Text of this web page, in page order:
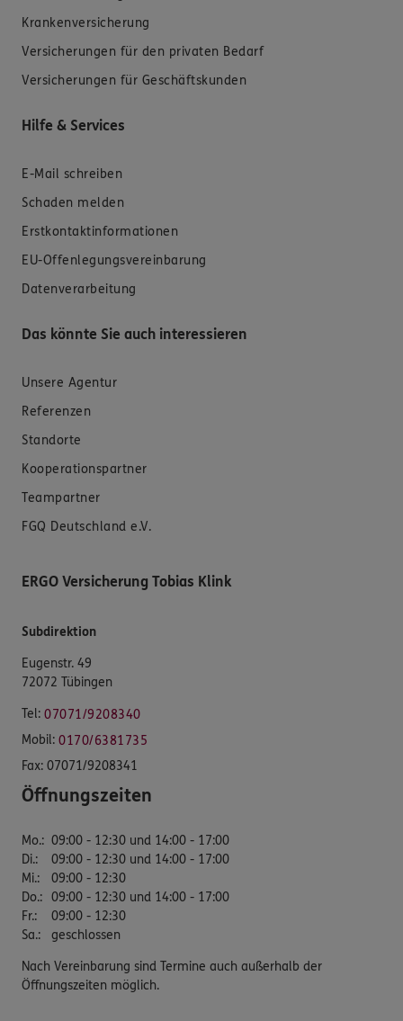
Krankenversicherung
Versicherungen für den privaten Bedarf
Versicherungen für Geschäftskunden
Hilfe & Services
E-Mail schreiben
Schaden melden
Erstkontaktinformationen
EU-Offenlegungsvereinbarung
Datenverarbeitung
Das könnte Sie auch interessieren
Unsere Agentur
Referenzen
Standorte
Kooperationspartner
Teampartner
FGQ Deutschland e.V.
ERGO Versicherung Tobias Klink
Subdirektion
Eugenstr. 49
72072 Tübingen
Tel: 07071/9208340
Mobil: 0170/6381735
Fax: 07071/9208341
Öffnungszeiten
Mo.: 09:00 - 12:30 und 14:00 - 17:00
Di.:
09:00 - 12:30 und 14:00 - 17:00
Mi.:
09:00 - 12:30
Do.: 09:00 - 12:30 und 14:00 - 17:00
Fr.:
09:00 - 12:30
Sa.: geschlossen
Nach Vereinbarung sind Termine auch außerhalb der
Öffnungszeiten möglich.